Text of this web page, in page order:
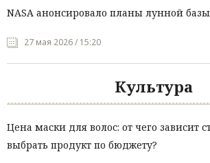
NASA анонсировало планы лунной базы
27 мая 2026 / 15:20
Культура
Цена маски для волос: от чего зависит
выбрать продукт по бюджету?